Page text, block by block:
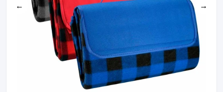
← →